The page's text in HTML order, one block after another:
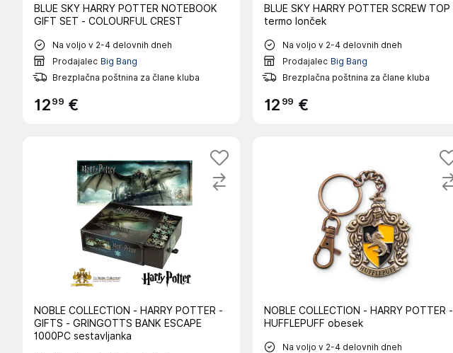
BLUE SKY HARRY POTTER NOTEBOOK
GIFT SET - COLOURFUL CREST
Na voljo v 2-4 delovnih dneh
Prodajalec Big Bang
Brezplačna poštnina za člane kluba
1299 €
BLUE SKY HARRY POTTER SCREW TOP
termo lonček
Na voljo v 2-4 delovnih dneh
Prodajalec Big Bang
Brezplačna poštnina za člane kluba
12 99 €
NOBLE COLLECTION - HARRY POTTER -
GIFTS - GRINGOTTS BANK ESCAPE
1000PC sestavljanka
NOBLE COLLECTION - HARRY POTTER -
HUFFLEPUFF obesek
Na voljo v 2-4 delovnih dneh